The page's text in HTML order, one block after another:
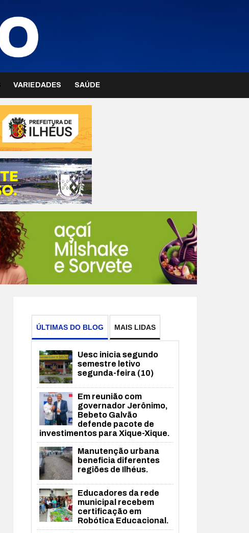
VARIEDADES SAÚDE
ÚLTIMAS DO BLOG MAIS LIDAS
Uesc inicia segundo
semestre letivo
segunda-feira (10)
Em reunião com
governador Jerônimo,
Bebeto Galvão
defende pacote de
investimentos para Xique-Xique.
Manutenção urbana
beneficia diferentes
regiões de Ilhéus.
Educadores da rede
municipal recebem
certificação em
Robótica Educacional.